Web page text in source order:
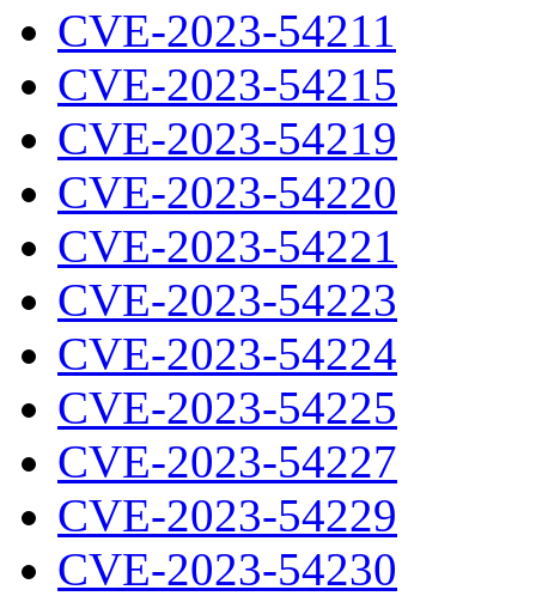
CVE-2023-54211
CVE-2023-54215
CVE-2023-54219
CVE-2023-54220
CVE-2023-54221
CVE-2023-54223
CVE-2023-54224
CVE-2023-54225
CVE-2023-54227
CVE-2023-54229
CVE-2023-54230